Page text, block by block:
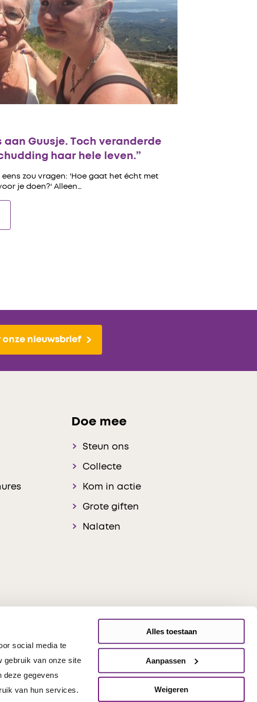
social media te
gebruik van onze site
deze gegevens
van hun services.
Alles toestaan
Aanpassen
Weigeren
aan Guusje. Toch veranderde
haar hele leven.”
eens zou vragen: 'Hoe gaat het écht met
je doen?' Alleen…
nieuwsbrief
Doe mee
Steun ons
Collecte
Kom in actie
Grote giften
Nalaten
Responsible Disclosure